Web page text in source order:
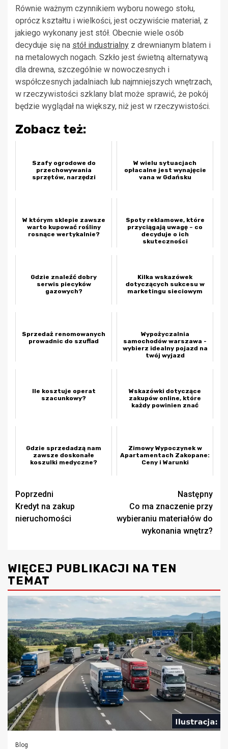
Równie ważnym czynnikiem wyboru nowego stołu,
oprócz kształtu i wielkości, jest oczywiście materiał, z
jakiego wykonany jest stół. Obecnie wiele osób
decyduje się na stół industrialny z drewnianym blatem i
na metalowych nogach. Szkło jest świetną alternatywą
dla drewna, szczególnie w nowoczesnych i
współczesnych jadalniach lub najmniejszych wnętrzach,
w rzeczywistości szklany blat może sprawić, że pokój
będzie wyglądał na większy, niż jest w rzeczywistości.
Zobacz też:
Szafy ogrodowe do
przechowywania
sprzętów, narzędzi
W wielu sytuacjach
opłacalne jest wynajęcie
vana w Gdańsku
W którym sklepie zawsze
warto kupować rośliny
rosnące wertykalnie?
Spoty reklamowe, które
przyciągają uwagę – co
decyduje o ich
skuteczności
Gdzie znaleźć dobry
serwis piecyków
gazowych?
Kilka wskazówek
dotyczących sukcesu w
marketingu sieciowym
Sprzedaż renomowanych
prowadnic do szuflad
Wypożyczalnia
samochodów warszawa -
wybierz idealny pojazd na
twój wyjazd
Ile kosztuje operat
szacunkowy?
Wskazówki dotyczące
zakupów online, które
każdy powinien znać
Gdzie sprzedadzą nam
zawsze doskonałe
koszulki medyczne?
Zimowy Wypoczynek w
Apartamentach Zakopane:
Ceny i Warunki
Zobacz
wpisy
Poprzedni
Kredyt na zakup
nieruchomości
Następny
Co ma znaczenie przy
wybieraniu materiałów do
wykonania wnętrz?
WIĘCEJ PUBLIKACJI NA TEN
TEMAT
Blog